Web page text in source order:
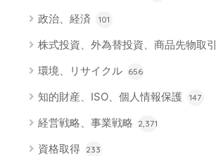
政治、経済 101
株式投資、外為替投資、商品先物取引
環境、リサイクル 656
知的財産、ISO、個人情報保護 147
経営戦略、事業戦略 2,371
資格取得 233